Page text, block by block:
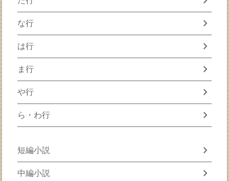
な行 chevron_right
は行 chevron_right
ま行 chevron_right
や行 chevron_right
ら・わ行 chevron_right
短編小説 chevron_right
中編小説 chevron_right